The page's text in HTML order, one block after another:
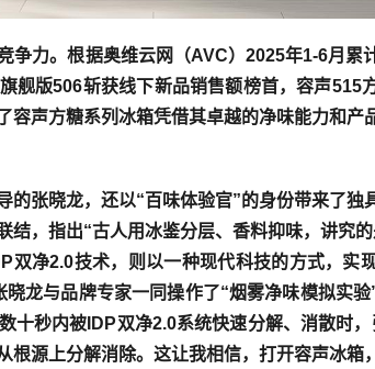
争力。根据奥维云网（AVC）2025年1-6月累
舰版506斩获线下新品销售额榜首，容声515
容声方糖系列冰箱凭借其卓越的净味能力和产
张晓龙，还以“百味体验官”的身份带来了独
，指出“古人用冰鉴分层、香料抑味，讲究的
双净2.0技术，则以一种现代科技的方式，实
龙与品牌专家一同操作了“烟雾净味模拟实验
十秒内被IDP双净2.0系统快速分解、消散时
根源上分解消除。这让我相信，打开容声冰箱